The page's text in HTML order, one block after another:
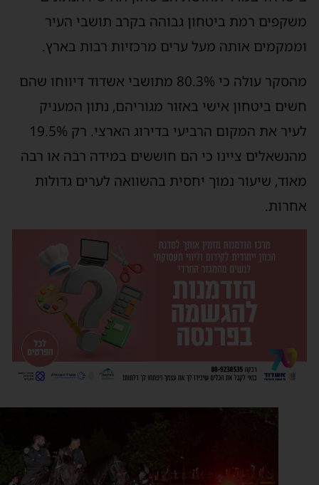
רמת ביטחון גבוהה בקרב תושבי העיר
אותה מעל ערים מרכזיות רבות בארץ.
מהסקר עולה כי 80.3% מתושבי אשדוד דיווחו שהם
ביטחון אישי באזור מגוריהם, נתון המעניק
לעיר את המקום הרביעי בדירוג הארצי. רק 19.5%
ציינו כי הם חוששים במידה רבה או רבה
שיעור נמוך יחסית בהשוואה לערים גדולות